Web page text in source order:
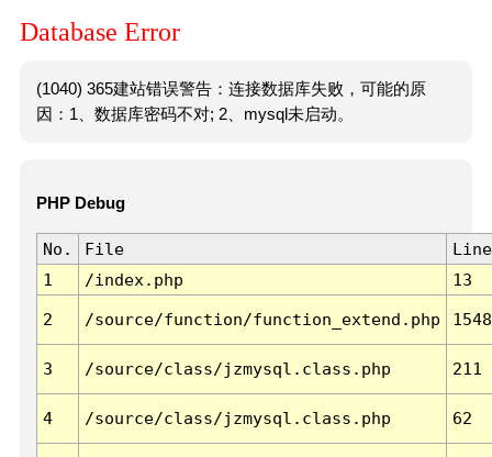
Database Error
(1040) 365建站错误警告：连接数据库失败，可能的原
因：1、数据库密码不对; 2、mysql未启动。
PHP Debug
No. File
Line
1
/index.php 13
2 /source/function/function_extend.php 1548
3 /source/class/jzmysql.class.php 211
4 /source/class/jzmysql.class.php 62